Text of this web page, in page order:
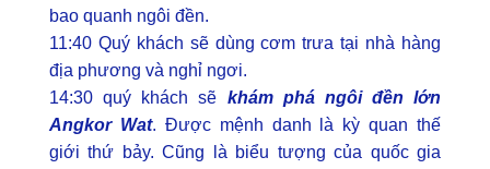
bao quanh ngôi đền.
11:40 Quý khách sẽ dùng cơm trưa tại nhà hàng
địa phương và nghỉ ngơi.
14:30 quý khách sẽ khám phá ngôi đền lớn
Angkor Wat. Được mệnh danh là kỳ quan thế
giới thứ bảy. Cũng là biểu tượng của quốc gia